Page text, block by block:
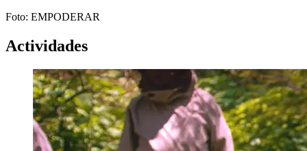
Foto: EMPODERAR
Actividades